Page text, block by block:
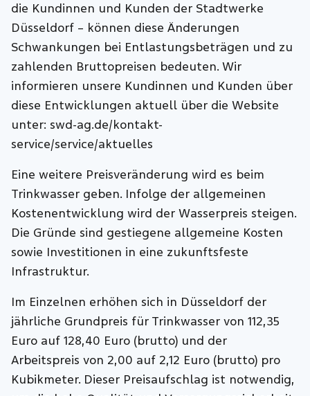
die Kundinnen und Kunden der Stadtwerke
Düsseldorf – können diese Änderungen
Schwankungen bei Entlastungsbeträgen und zu
zahlenden Bruttopreisen bedeuten. Wir
informieren unsere Kundinnen und Kunden über
diese Entwicklungen aktuell über die Website
unter: swd-ag.de/kontakt-
service/service/aktuelles
Eine weitere Preisveränderung wird es beim
Trinkwasser geben. Infolge der allgemeinen
Kostenentwicklung wird der Wasserpreis steigen.
Die Gründe sind gestiegene allgemeine Kosten
sowie Investitionen in eine zukunftsfeste
Infrastruktur.
Im Einzelnen erhöhen sich in Düsseldorf der
jährliche Grundpreis für Trinkwasser von 112,35
Euro auf 128,40 Euro (brutto) und der
Arbeitspreis von 2,00 auf 2,12 Euro (brutto) pro
Kubikmeter. Dieser Preisaufschlag ist notwendig,